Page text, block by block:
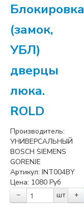
Блокировка
(замок,
УБЛ)
дверцы
люка.
ROLD
Производитель:
УНИВЕРСАЛЬНЫЙ
BOSCH SIEMENS
GORENJE
Артикул: INT004BY
Цена: 1080 Руб
−
шт +